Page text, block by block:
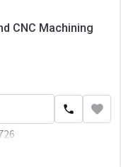
CNC Machining